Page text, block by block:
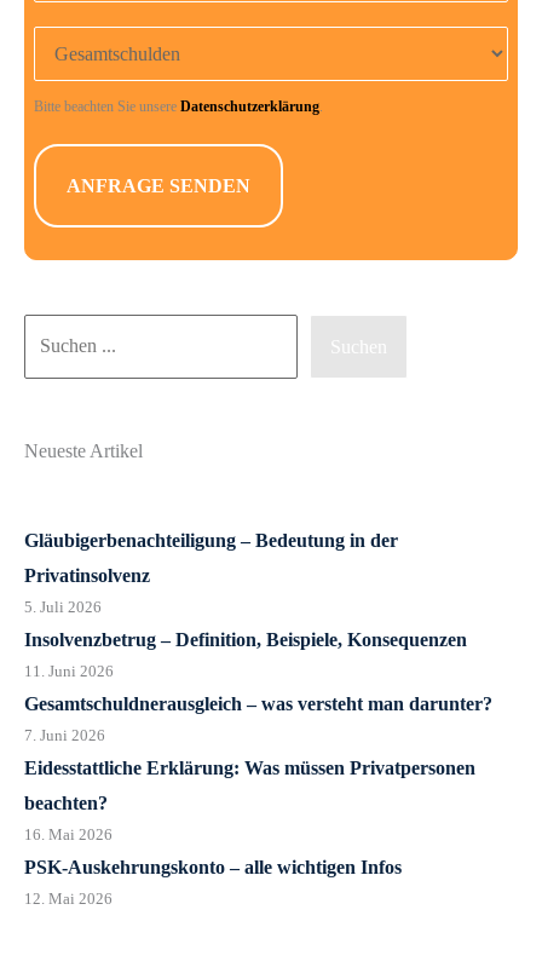
Gesamtschulden
Bitte beachten Sie unsere Datenschutzerklärung
Suchen
Neueste Artikel
Gläubigerbenachteiligung – Bedeutung in der
Privatinsolvenz
5. Juli 2026
Insolvenzbetrug – Definition, Beispiele, Konsequenzen
11. Juni 2026
Gesamtschuldnerausgleich – was versteht man darunter?
7. Juni 2026
Eidesstattliche Erklärung: Was müssen Privatpersonen
beachten?
16. Mai 2026
PSK-Auskehrungskonto – alle wichtigen Infos
12. Mai 2026